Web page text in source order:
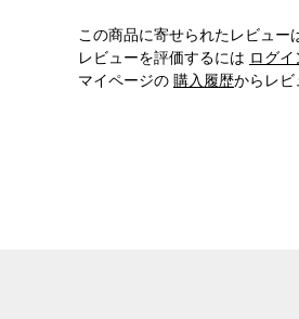
この商品に寄せられたレビュー
レビューを評価するには ログイ
マイページの 購入履歴からレビ